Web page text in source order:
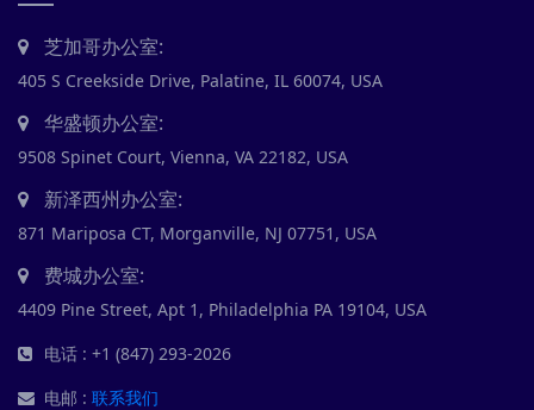
芝加哥办公室:
405 S Creekside Drive, Palatine, IL 60074, USA
华盛顿办公室:
9508 Spinet Court, Vienna, VA 22182, USA
新泽西州办公室:
871 Mariposa CT, Morganville, NJ 07751, USA
费城办公室:
4409 Pine Street, Apt 1, Philadelphia PA 19104, USA
电话 : +1 (847) 293-2026
电邮 : 联系我们